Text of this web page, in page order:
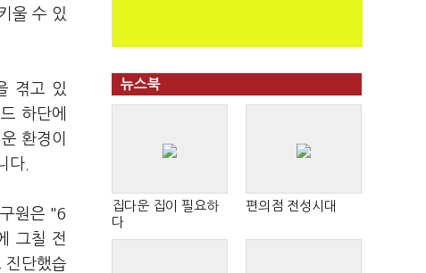
울 수 있
겪고 있
하단에
환경이
다.
원은 "6
그칠 전
단했습
뉴스북
집다운 집이 필요하
다
편의점 전성시대